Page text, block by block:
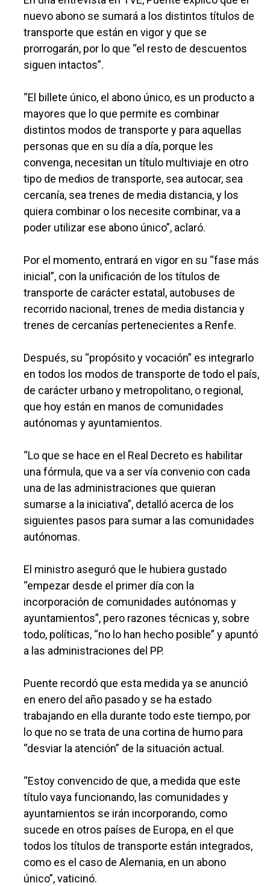
nuevo abono se sumará a los distintos títulos de
transporte que están en vigor y que se
prorrogarán, por lo que “el resto de descuentos
siguen intactos”.
“El billete único, el abono único, es un producto a
mayores que lo que permite es combinar
distintos modos de transporte y para aquellas
personas que en su día a día, porque les
convenga, necesitan un título multiviaje en otro
tipo de medios de transporte, sea autocar, sea
cercanía, sea trenes de media distancia, y los
quiera combinar o los necesite combinar, va a
poder utilizar ese abono único”, aclaró.
Por el momento, entrará en vigor en su “fase más
inicial”, con la unificación de los títulos de
transporte de carácter estatal, autobuses de
recorrido nacional, trenes de media distancia y
trenes de cercanías pertenecientes a Renfe.
Después, su “propósito y vocación” es integrarlo
en todos los modos de transporte de todo el país,
de carácter urbano y metropolitano, o regional,
que hoy están en manos de comunidades
autónomas y ayuntamientos.
“Lo que se hace en el Real Decreto es habilitar
una fórmula, que va a ser vía convenio con cada
una de las administraciones que quieran
sumarse a la iniciativa”, detalló acerca de los
siguientes pasos para sumar a las comunidades
autónomas.
El ministro aseguró que le hubiera gustado
“empezar desde el primer día con la
incorporación de comunidades autónomas y
ayuntamientos”, pero razones técnicas y, sobre
todo, políticas, “no lo han hecho posible” y apuntó
a las administraciones del PP.
Puente recordó que esta medida ya se anunció
en enero del año pasado y se ha estado
trabajando en ella durante todo este tiempo, por
lo que no se trata de una cortina de humo para
“desviar la atención” de la situación actual.
“Estoy convencido de que, a medida que este
título vaya funcionando, las comunidades y
ayuntamientos se irán incorporando, como
sucede en otros países de Europa, en el que
todos los títulos de transporte están integrados,
como es el caso de Alemania, en un abono
único”, vaticinó.